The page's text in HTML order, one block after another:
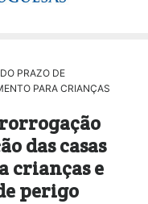
PRAZO DE
PARA CRIANÇAS
das casas
crianças e
perigo